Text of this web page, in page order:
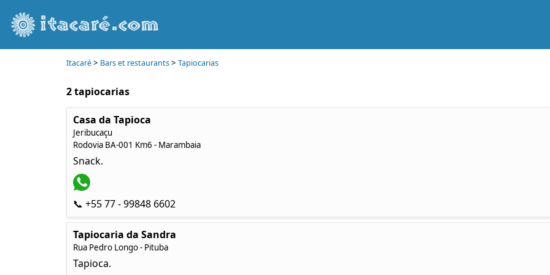
Itacaré> Bars et restaurants> Tapiocarias
2 tapiocarias
Casa da Tapioca
Jeribucaçu
Rodovia BA-001 Km6 - Marambaia
Snack.
📞 +55 77 - 99848 6602
Tapiocaria da Sandra
Rua Pedro Longo - Pituba
Tapioca.